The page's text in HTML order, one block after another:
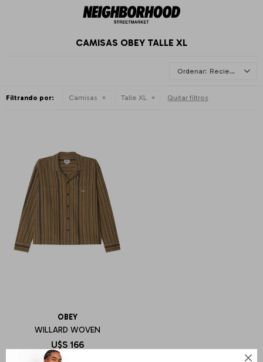

CAMISAS OBEY TALLE XL
Recientes
Filtrando por: Camisas Talle XL Quitar filtros
OBEY
WILLARD WOVEN
U$S 166